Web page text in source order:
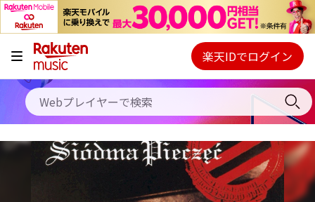
キャンペーン
料金プラン
使い方
Webプレイヤー
ご契約内容の確認・変更
楽天IDでログイン